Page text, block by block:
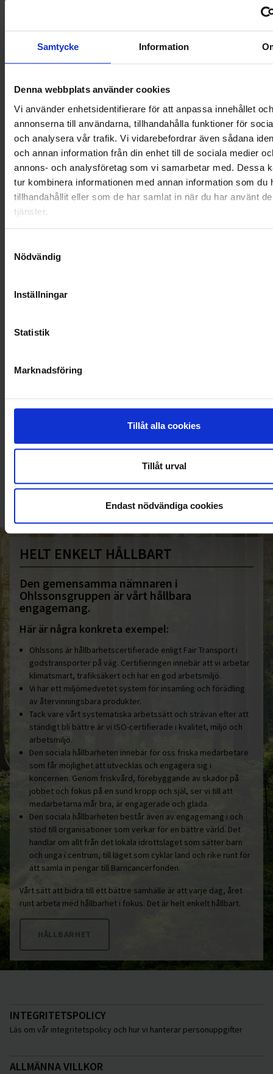
Samtycke Information
Denna webbplats använder cookies
Vi använder enhetsidentifierare för att anpassa innehållet och
annonserna till användarna, tillhandahålla funktioner för
och analysera vår trafik. Vi vidarebefordrar även sådana
och annan information från din enhet till de sociala medier
annons- och analysföretag som vi samarbetar med. Dessa
tur kombinera informationen med annan information som du
tillhandahållit eller som de har samlat in när du har använt
tjänster.
Nödvändig
Inställningar
Statistik
Marknadsföring
Tillåt alla cookies
Tillåt urval
Endast nödvändiga cookies
OHLSSONS REGION MITT
OHLSSONSKOLLEGOR
RENHÅLLNING
SAMARBETEN
SOCIALT ANSVAR
KUNDTJÄNST
HELT ENKELT HÅLLBART
Den gemensamma nämnaren i
Ohlssonsgruppen är vårt hållbara
engagemang.
Här är några konkreta exempel:
Ohlssons är hållbarhetscertifierade enligt Fair Transport i
godstransporter på väg. Certifieringen innebär att vi arbetar
klimatsmart, trafiksäkert och har en god arbetsmiljö.
Vi har ett miljömedvetet system för insamling och förädling
av återvinningsbara produkter.
Tack vare vårt systematiska arbetssätt och strävan efter att
ständigt bli bättre är vi ISO-certifierade i kvalitet, miljö och
arbetsmiljö.
Den sociala hållbarheten innebär för oss friska medarbetare
som får möjlighet att utvecklas och engagera sig i
koncernen. Genom friskvård, förebyggande av skador på
jobbet och fokus på en sund kropp och själ, ser vi till att
medarbetarna mår bra, är engagerade och glada.
Den sociala hållbarheten består även av engagemang i och
stöd till organisationer som verkar för en bättre värld. Det
handlar om allt från det lokala idrottslaget som sätter barn
och unga i centrum, till laget som cyklar land och rike runt för
att samla in pengar till Barncancerfonden.
Vårt sätt att bidra till ett bättre samhälle är att varje dag, året
runt arbeta med hållbarhet i fokus. Det är helt enkelt hållbart.
HÅLLBARHET
INTEGRITETSPOLICY
Läs om vår integritetspolicy och hur vi hanterar personuppgifter
ALLMÄNNA VILLKOR